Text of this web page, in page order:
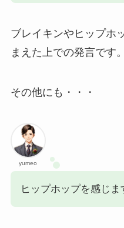
ブレイキンやヒップホ
まえた上での発言です。
その他にも・・・
yumeo
ヒップホップを感じま